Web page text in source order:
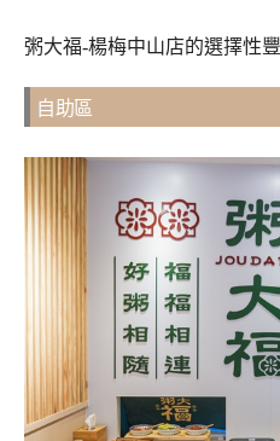
粥大福-楊梅中山店的選擇性
自助區